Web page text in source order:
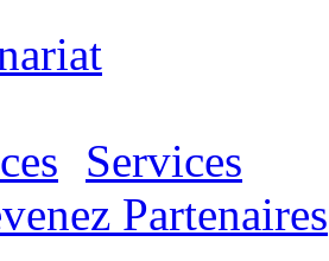
Services
Partenaires